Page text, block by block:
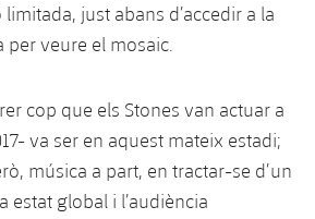
limitada, just abans d’accedir a la
per veure el mosaic.
cop que els Stones van actuar a
va ser en aquest mateix estadi;
música a part, en tractar-se d’un
estat global i l’audiència